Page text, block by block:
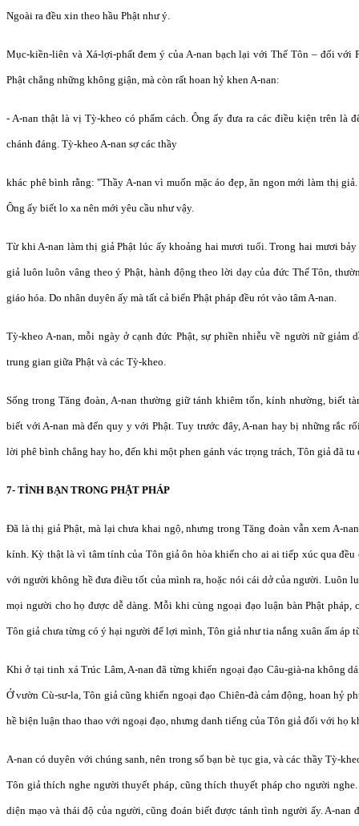
Ngoài ra đều xin theo hầu Phật như ý.
Mục-kiền-liên và Xá-lợi-phất đem ý của A-nan bạch lại với Thế Tôn – đối với
Phật chẳng những không giận, mà còn rất hoan hỷ khen A-nan:
- A-nan thật là vị Tỳ-kheo có phẩm cách. Ông ấy đưa ra các điều kiện trên là
chánh đáng. Tỳ-kheo A-nan sợ các thầy
khác phê bình rằng: "Thầy A-nan vì muốn mặc áo đẹp, ăn ngon mới làm thị
Ông ấy biết lo xa nên mới yêu cầu như vậy.
Từ khi A-nan làm thị giả Phật lúc ấy khoảng hai mươi tuổi. Trong hai mươi bảy
giả luôn luôn vâng theo ý Phật, hành động theo lời dạy của đức Thế Tôn,
giáo hóa. Do nhân duyên ấy mà tất cả biển Phật pháp đều rót vào tâm A-nan.
Tỳ-kheo A-nan, mỗi ngày ở cạnh đức Phật, sự phiền nhiễu về người nữ giảm
trung gian giữa Phật và các Tỳ-kheo.
Sống trong Tăng đoàn, A-nan thường giữ tánh khiêm tốn, kính nhường, biết
biết với A-nan mà đến quy y với Phật. Tuy trước đây, A-nan hay bị những rắc
lời phê bình chẳng hay ho, đến khi một phen gánh vác trọng trách, Tôn giả đã tu
7- TÌNH BẠN TRONG PHẬT PHÁP
Đã là thị giả Phật, mà lại chưa khai ngộ, nhưng trong Tăng đoàn vẫn xem A-
kính. Kỳ thật là vì tâm tính của Tôn giả ôn hòa khiến cho ai ai tiếp xúc qua đều
với người không hề đưa điều tốt của mình ra, hoặc nói cái dở của người. Luôn
mọi người cho họ được dễ dàng. Mỗi khi cùng ngoại đạo luận bàn Phật pháp,
Tôn giả chưa từng có ý hại người để lợi mình, Tôn giả như tia nắng xuân ấm áp
Khi ở tại tinh xá Trúc Lâm, A-nan đã từng khiến ngoại đạo Câu-già-na không
Ở vườn Cù-sư-la, Tôn giả cũng khiến ngoại đạo Chiên-đà cảm động, hoan hỷ
hề biện luận thao thao với ngoại đạo, nhưng danh tiếng của Tôn giả đối với họ
A-nan có duyên với chúng sanh, nên trong số bạn bè tục gia, và các thầy Tỳ-
Tôn giả thích nghe người thuyết pháp, cũng thích thuyết pháp cho người
diện mạo và thái độ của người, cũng đoán biết được tánh tình người ấy. A-nan